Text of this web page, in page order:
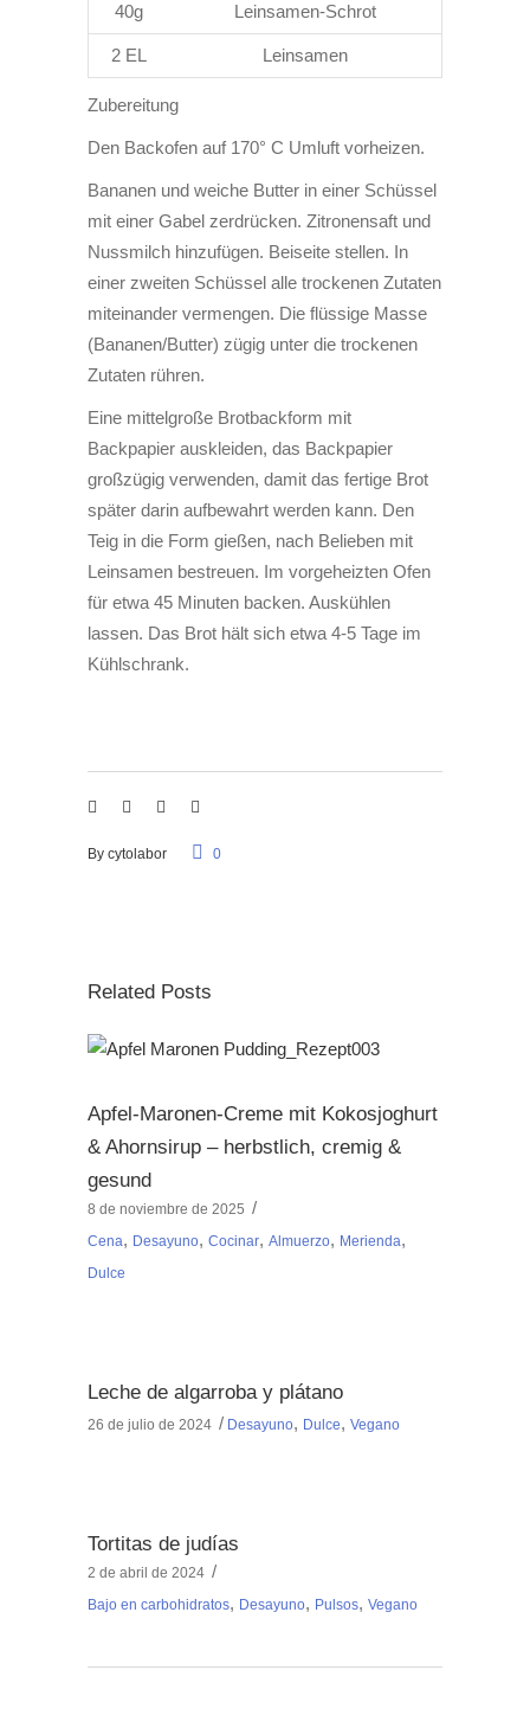
40g Leinsamen-Schrot
2 EL Leinsamen
Zubereitung
Den Backofen auf 170° C Umluft vorheizen.
Bananen und weiche Butter in einer Schüssel
mit einer Gabel zerdrücken. Zitronensaft und
Nussmilch hinzufügen. Beiseite stellen. In
einer zweiten Schüssel alle trockenen Zutaten
miteinander vermengen. Die flüssige Masse
(Bananen/Butter) zügig unter die trockenen
Zutaten rühren.
Eine mittelgroße Brotbackform mit
Backpapier auskleiden, das Backpapier
großzügig verwenden, damit das fertige Brot
später darin aufbewahrt werden kann. Den
Teig in die Form gießen, nach Belieben mit
Leinsamen bestreuen. Im vorgeheizten Ofen
für etwa 45 Minuten backen. Auskühlen
lassen. Das Brot hält sich etwa 4-5 Tage im
Kühlschrank.
By cytolabor 0
Related Posts
Apfel-Maronen-Creme mit Kokosjoghurt
& Ahornsirup – herbstlich, cremig &
gesund
8 de noviembre de 2025
Cena, Desayuno, Cocinar, Almuerzo, Merienda,
Dulce
Leche de algarroba y plátano
26 de julio de 2024 Desayuno, Dulce, Vegano
Tortitas de judías
2 de abril de 2024
Bajo en carbohidratos, Desayuno, Pulsos, Vegano